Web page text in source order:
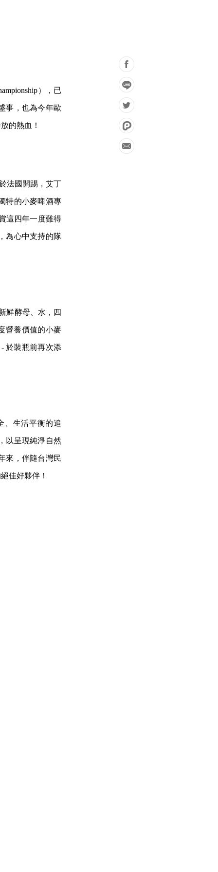
），已
事，也為今年歐
的熱血！
法國開踢，艾丁
特的小麥啤酒專
這四年一度難得
為心中支持的隊
鮮酵母、水，四
營養價值的小麥
於裝瓶前再次添
、生活平衡的追
以呈現純淨自然
來，伴隨台灣民
佳好夥伴！